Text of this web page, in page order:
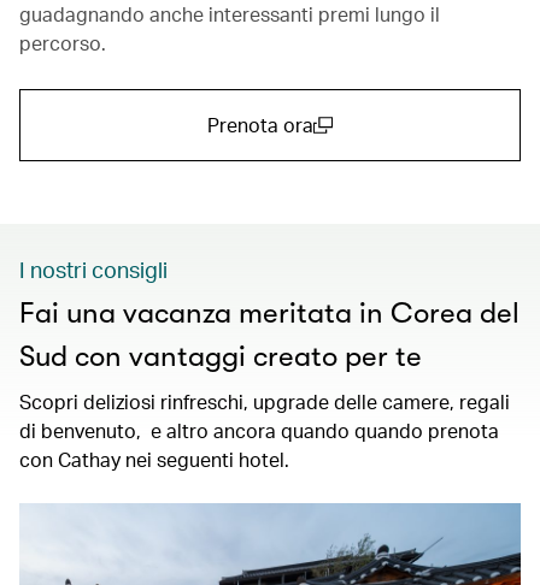
guadagnando anche interessanti premi lungo il
percorso.
Prenota ora
I nostri consigli
Fai una vacanza meritata in Corea del
Sud con vantaggi creato per te
Scopri deliziosi rinfreschi, upgrade delle camere, regali
di benvenuto, e altro ancora quando quando prenota
con Cathay nei seguenti hotel.